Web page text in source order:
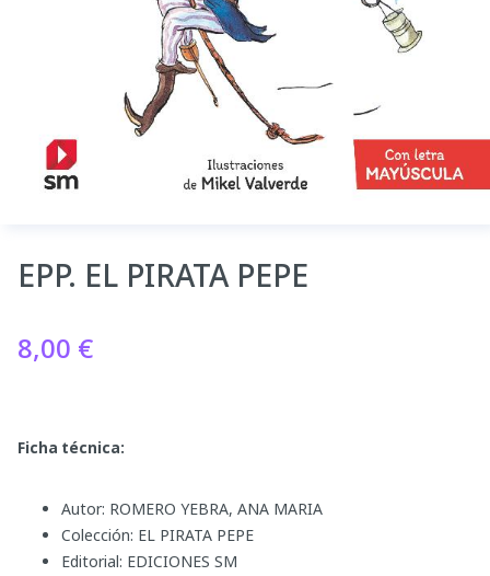
EPP. EL PIRATA PEPE
8,00 €
Ficha técnica:
Autor: ROMERO YEBRA, ANA MARIA
Colección: EL PIRATA PEPE
Editorial: EDICIONES SM